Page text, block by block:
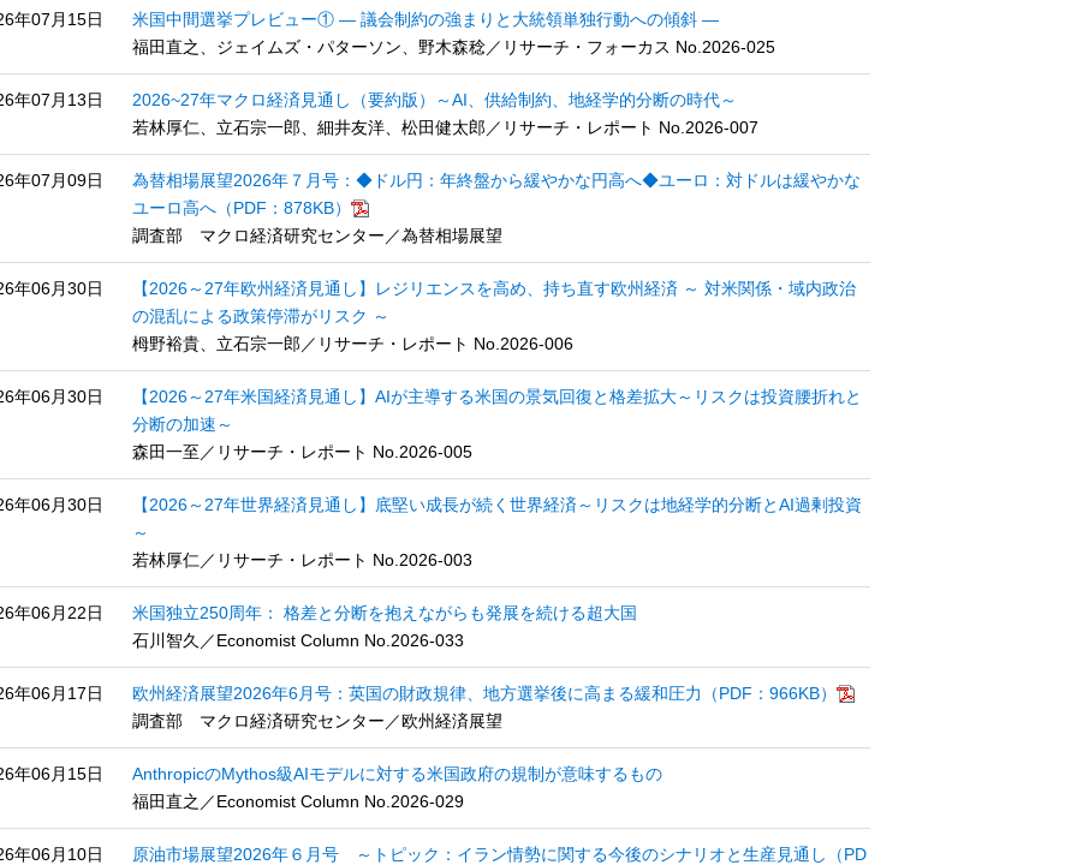
年07月15日
米国中間選挙プレビュー① ― 議会制約の強まりと大統領単独行動への傾斜 ―
福田直之、ジェイムズ・パターソン、野木森稔／リサーチ・フォーカス No.2026-025
年07月13日
2026~27年マクロ経済見通し（要約版）～AI、供給制約、地経学的分断の時代～
若林厚仁、立石宗一郎、細井友洋、松田健太郎／リサーチ・レポート No.2026-007
年07月09日
為替相場展望2026年７月号：◆ドル円：年終盤から緩やかな円高へ◆ユーロ：対ドルは緩やかな
ユーロ高へ（PDF：878KB）
調査部 マクロ経済研究センター／為替相場展望
年06月30日
【2026～27年欧州経済見通し】レジリエンスを高め、持ち直す欧州経済 ～ 対米関係・域内政治
の混乱による政策停滞がリスク ～
栂野裕貴、立石宗一郎／リサーチ・レポート No.2026-006
年06月30日
【2026～27年米国経済見通し】AIが主導する米国の景気回復と格差拡大～リスクは投資腰折れと
分断の加速～
森田一至／リサーチ・レポート No.2026-005
年06月30日
【2026～27年世界経済見通し】底堅い成長が続く世界経済～リスクは地経学的分断とAI過剰投資
～
若林厚仁／リサーチ・レポート No.2026-003
年06月22日
米国独立250周年： 格差と分断を抱えながらも発展を続ける超大国
石川智久／Economist Column No.2026-033
年06月17日
欧州経済展望2026年6月号：英国の財政規律、地方選挙後に高まる緩和圧力（PDF：966KB）
調査部 マクロ経済研究センター／欧州経済展望
年06月15日
AnthropicのMythos級AIモデルに対する米国政府の規制が意味するもの
福田直之／Economist Column No.2026-029
年06月10日
原油市場展望2026年６月号 ～トピック：イラン情勢に関する今後のシナリオと生産見通し（PD